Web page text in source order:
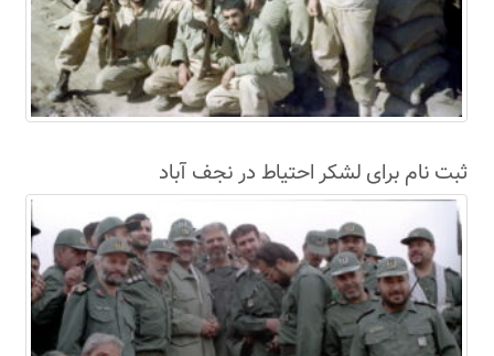
ثبت نام برای لشکر احتیاط در نجف آباد